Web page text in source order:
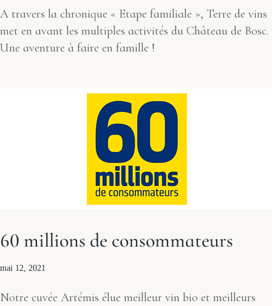
A travers la chronique « Etape familiale », Terre de vins
met en avant les multiples activités du Château de Bosc.
Une aventure à faire en famille !
60 millions de consommateurs
mai 12, 2021
Notre cuvée Artémis élue meilleur vin bio et meilleurs